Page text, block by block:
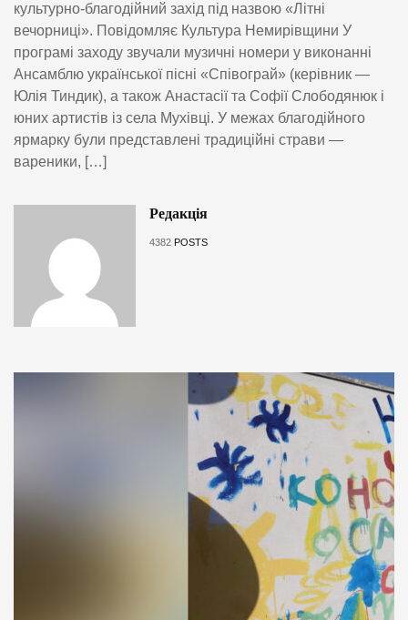
культурно-благодійний захід під назвою «Літні
вечорниці». Повідомляє Культура Немирівщини У
програмі заходу звучали музичні номери у виконанні
Ансамблю української пісні «Співограй» (керівник —
Юлія Тиндик), а також Анастасії та Софії Слободянюк і
юних артистів із села Мухівці. У межах благодійного
ярмарку були представлені традиційні страви —
вареники, […]
Редакція
4382 POSTS